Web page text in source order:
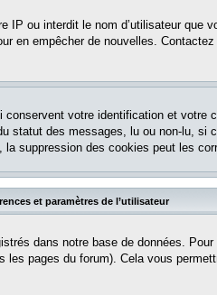
IP ou interdit le nom d’utilisateur que
en empêcher de nouvelles.
votre identification et votre
statut des messages, lu ou non-lu, si
suppression des cookies peut les
et paramètres de l’utilisateur
dans notre base de données.
les pages du forum). Cela vous